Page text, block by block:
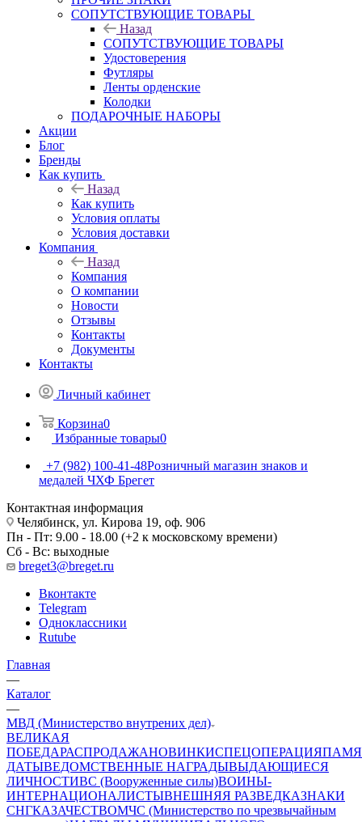
СОПУТСТВУЮЩИЕ ТОВАРЫ
Назад
СОПУТСТВУЮЩИЕ ТОВАРЫ
Удостоверения
Футляры
Ленты орденские
Колодки
ПОДАРОЧНЫЕ НАБОРЫ
Акции
Блог
Бренды
Как купить
Назад
Как купить
Условия оплаты
Условия доставки
Компания
Назад
Компания
О компании
Новости
Отзывы
Контакты
Документы
Контакты
Личный кабинет
Корзина0
Избранные товары0
+7 (982) 100-41-48Розничный магазин знаков и
медалей ЧХФ Брегет
Контактная информация
Челябинск, ул. Кирова 19, оф. 906
Пн - Пт: 9.00 - 18.00 (+2 к московскому времени)
Сб - Вс: выходные
breget3@breget.ru
Вконтакте
Telegram
Одноклассники
Rutube
Главная
—
Каталог
—
МВД (Министерство внутрених дел)
ВЕЛИКАЯ
ПОБЕДАРАСПРОДАЖАНОВИНКИСПЕЦОПЕРАЦИЯ
ДАТЫВЕДОМСТВЕННЫЕ НАГРАДЫВЫДАЮЩИЕСЯ
ЛИЧНОСТИВС (Вооруженные силы)ВОИНЫ-
ИНТЕРНАЦИОНАЛИСТЫВНЕШНЯЯ РАЗВЕДКАЗНАКИ
СНГКАЗАЧЕСТВОМЧС (Министерство по чрезвычайным